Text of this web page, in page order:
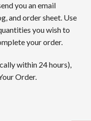
you an email
and order sheet. Use
you wish to
your order.
within 24 hours),
Order.
。日本語対応スタッ
）
あるキャッシュバッ
を高めています。